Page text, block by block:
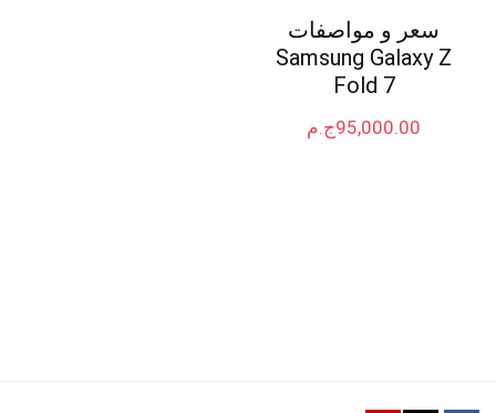
سعر و مواصفات
Samsung Galaxy Z
Fold 7
ج.م95,000.00